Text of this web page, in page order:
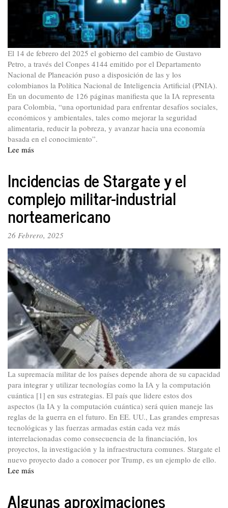
El 14 de febrero del 2025 el gobierno del cambio de Gustavo
Petro, a través del Conpes 4144 emitido por el Departamento
Nacional de Planeación puso a disposición de las y los
colombianos la Política Nacional de Inteligencia Artificial (PNIA).
En un documento de 126 páginas manifiesta que la IA representa
para Colombia, “una oportunidad para enfrentar desafíos sociales,
económicos y ambientales, tales como mejorar la seguridad
alimentaria, reducir la pobreza, y avanzar hacia una economía
basada en el conocimiento”.
Lee más
transformación
social
y
económica
del
país
Incidencias de Stargate y el
complejo militar-industrial
norteamericano
26 Febrero, 2025
La supremacía militar de los países depende ahora de su capacidad
para integrar y utilizar tecnologías como la IA y la computación
cuántica [1] en sus estrategias. El país que lidere estos dos
aspectos (la IA y la computación cuántica) será quien maneje las
reglas de la guerra en el futuro. En EE. UU., Las grandes empresas
tecnológicas y las fuerzas armadas están cada vez más
interrelacionadas como consecuencia de la financiación, los
proyectos, la investigación y la infraestructura comunes. Stargate el
nuevo proyecto dado a conocer por Trump, es un ejemplo de ello.
Lee más
Stargate
Algunas aproximaciones